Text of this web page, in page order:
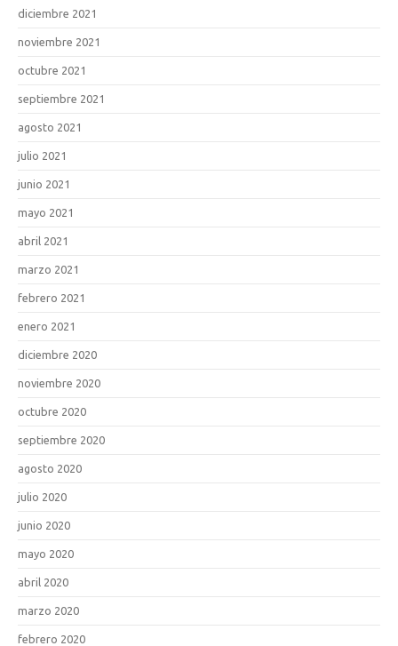
diciembre 2021
noviembre 2021
octubre 2021
septiembre 2021
agosto 2021
julio 2021
junio 2021
mayo 2021
abril 2021
marzo 2021
febrero 2021
enero 2021
diciembre 2020
noviembre 2020
octubre 2020
septiembre 2020
agosto 2020
julio 2020
junio 2020
mayo 2020
abril 2020
marzo 2020
febrero 2020